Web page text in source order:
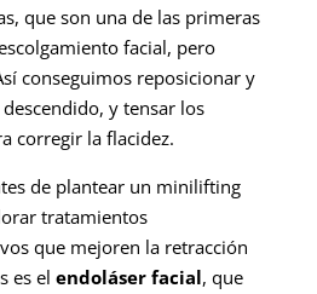
que son una de las primeras
facial, pero
conseguimos reposicionar y
y tensar los
corregir la flacidez.
de plantear un minilifting
tratamientos
que mejoren la retracción
es el endoláser facial, que